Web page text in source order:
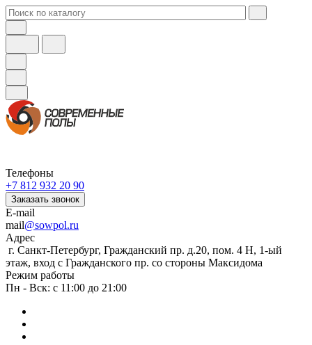
Телефоны
+7 812 932 20 90
Заказать звонок
E-mail
mail@sowpol.ru
Адрес
г. Санкт-Петербург, Гражданский пр. д.20, пом. 4 Н, 1-ый
этаж, вход с Гражданского пр. со стороны Максидома
Режим работы
Пн - Вск: с 11:00 до 21:00